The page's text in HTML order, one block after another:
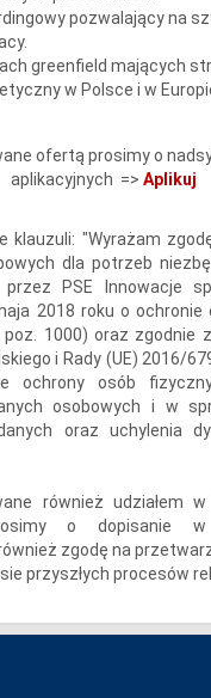
pozwalający na
greenfield mających
w Polsce i w
ofertą prosimy o
aplikacyjnych => Aplikuj
klauzuli: "Wyrażam
dla potrzeb
PSE Innowacje
2018 roku o ochronie
1000) oraz zgodnie
i Rady (UE) 2016/
ochrony osób
osobowych i w
oraz uchylenia
również udziałem
o dopisanie
zgodę na
przyszłych procesów